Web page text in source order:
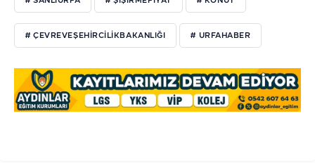
# ÇEVREVEŞEHIRCILIKBAKANLIĞI # URFAHABER